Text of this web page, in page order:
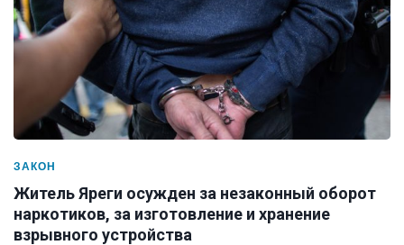
ЗАКОН
Житель Яреги осужден за незаконный оборот
наркотиков, за изготовление и хранение
взрывного устройства